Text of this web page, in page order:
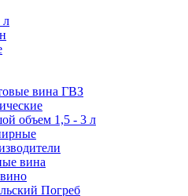
л
вина ГВЗ
объем 1,5 - 3 л
вина
Погреб